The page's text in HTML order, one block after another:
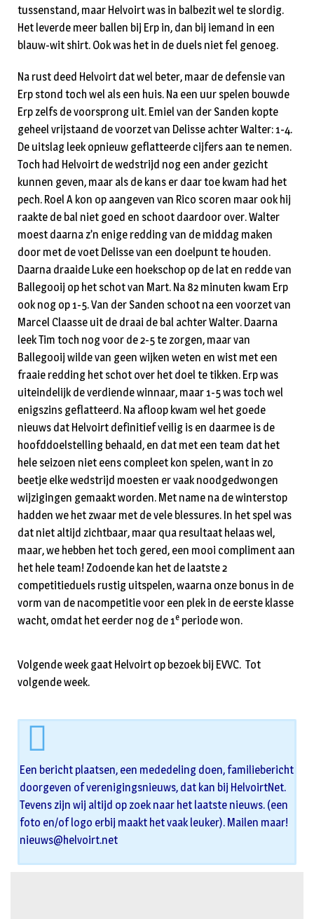
tussenstand, maar Helvoirt was in balbezit wel te slordig.
Het leverde meer ballen bij Erp in, dan bij iemand in een
blauw-wit shirt. Ook was het in de duels niet fel genoeg.
Na rust deed Helvoirt dat wel beter, maar de defensie van
Erp stond toch wel als een huis. Na een uur spelen bouwde
Erp zelfs de voorsprong uit. Emiel van der Sanden kopte
geheel vrijstaand de voorzet van Delisse achter Walter: 1-4.
De uitslag leek opnieuw geflatteerde cijfers aan te nemen.
Toch had Helvoirt de wedstrijd nog een ander gezicht
kunnen geven, maar als de kans er daar toe kwam had het
pech. Roel A kon op aangeven van Rico scoren maar ook hij
raakte de bal niet goed en schoot daardoor over. Walter
moest daarna z’n enige redding van de middag maken
door met de voet Delisse van een doelpunt te houden.
Daarna draaide Luke een hoekschop op de lat en redde van
Ballegooij op het schot van Mart. Na 82 minuten kwam Erp
ook nog op 1-5. Van der Sanden schoot na een voorzet van
Marcel Claasse uit de draai de bal achter Walter. Daarna
leek Tim toch nog voor de 2-5 te zorgen, maar van
Ballegooij wilde van geen wijken weten en wist met een
fraaie redding het schot over het doel te tikken. Erp was
uiteindelijk de verdiende winnaar, maar 1-5 was toch wel
enigszins geflatteerd. Na afloop kwam wel het goede
nieuws dat Helvoirt definitief veilig is en daarmee is de
hoofddoelstelling behaald, en dat met een team dat het
hele seizoen niet eens compleet kon spelen, want in zo
beetje elke wedstrijd moesten er vaak noodgedwongen
wijzigingen gemaakt worden. Met name na de winterstop
hadden we het zwaar met de vele blessures. In het spel was
dat niet altijd zichtbaar, maar qua resultaat helaas wel,
maar, we hebben het toch gered, een mooi compliment aan
het hele team! Zodoende kan het de laatste 2
competitieduels rustig uitspelen, waarna onze bonus in de
vorm van de nacompetitie voor een plek in de eerste klasse
wacht, omdat het eerder nog de 1e periode won.
Volgende week gaat Helvoirt op bezoek bij EVVC. Tot
volgende week.
Een bericht plaatsen, een mededeling doen, familiebericht
doorgeven of verenigingsnieuws, dat kan bij HelvoirtNet.
Tevens zijn wij altijd op zoek naar het laatste nieuws. (een
foto en/of logo erbij maakt het vaak leuker). Mailen maar!
nieuws@helvoirt.net